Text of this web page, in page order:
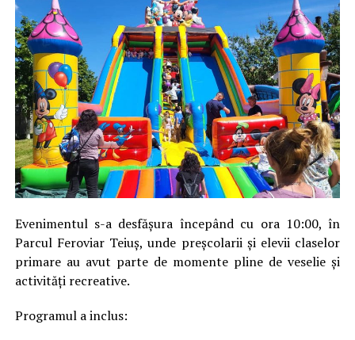
Evenimentul s-a desfășura începând cu ora 10:00, în
Parcul Feroviar Teiuș, unde preșcolarii și elevii claselor
primare au avut parte de momente pline de veselie și
activități recreative.
Programul a inclus: